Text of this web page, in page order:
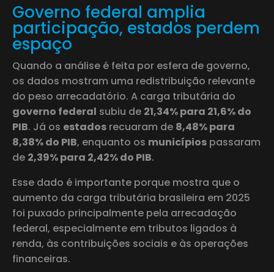
Governo federal amplia
participação, estados perdem
espaço
Quando a análise é feita por esfera de governo,
os dados mostram uma redistribuição relevante
do peso arrecadatório. A carga tributária do
governo federal subiu de 21,34% para 21,6% do
PIB. Já os estados recuaram de 8,48% para
8,38% do PIB, enquanto os municípios passaram
de 2,39% para 2,42% do PIB.
Esse dado é importante porque mostra que o
aumento da carga tributária brasileira em 2025
foi puxado principalmente pela arrecadação
federal, especialmente em tributos ligados à
renda, às contribuições sociais e às operações
financeiras.